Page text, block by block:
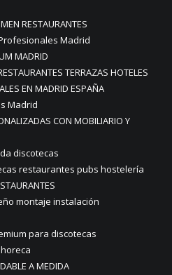
RESTAURANTES
Madrid
MADRID
TERRAZAS HOTELES
EN MADRID ESPAÑA
Madrid
CON MOBILIARIO Y
discotecas
restaurantes pubs hostelería
montaje instalación
para discotecas
A MEDIDA